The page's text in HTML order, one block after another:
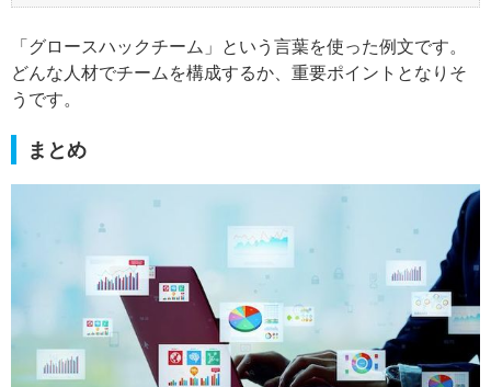
「グロースハックチーム」という言葉を使った例文です。
どんな人材でチームを構成するか、重要ポイントとなりそ
うです。
まとめ